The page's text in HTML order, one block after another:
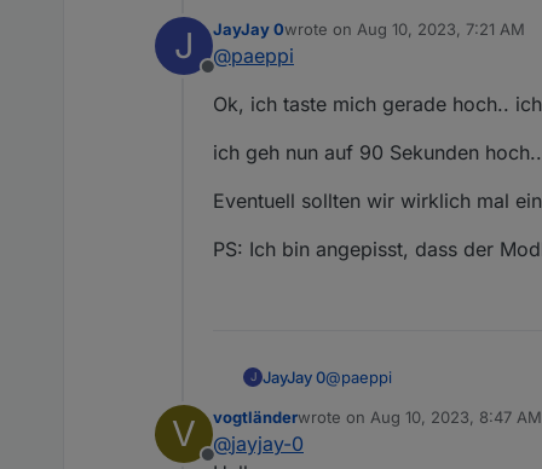
schwierig aber läuft nun seit
Das mit der Polling Zeit ist ja
wenig zu tun.
Was mir aber gerade noch
Bei Battery1 Mode 1 (Laden)
Hausverbrauch =
Hausverbrauch =
Warum ich frage. Ich habe
J
Offline
JayJay 0wrote on Aug 10, 2023, 7:21 AM
last edited by
@paeppi
Ok, ich taste mich gerade hoch..
ich geh nun auf 90 Sekunden
Eventuell sollten wir wirklich mal
PS: Ich bin angepisst, dass der
J JayJay 0@paeppi
Ok, ich taste mich gerade
V vogtländerwrote on Aug 10, 2023, 8:47 AM
last edited by
@jayjay-0